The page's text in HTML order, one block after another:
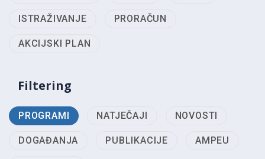
ISTRAŽIVANJE PRORAČUN
AKCIJSKI PLAN
Filtering
PROGRAMI NATJEČAJI NOVOSTI
DOGAĐANJA PUBLIKACIJE AMPEU